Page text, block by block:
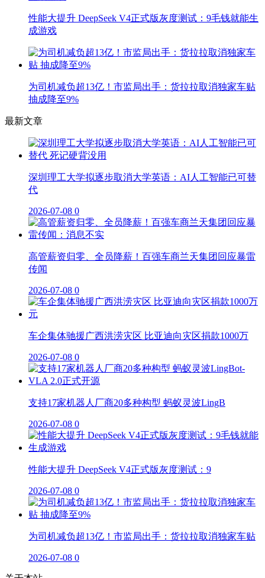
性能大提升 DeepSeek V4正式版灰度测试：9毛钱就能生
成游戏
为司机减负超13亿！市监局出手：货拉拉取消独家车贴
抽成降至9%
最新文章
深圳理工大学拟逐步取消大学英语：AI人工智能已可替
代
2026-07-08 0
高管薪资归零、全员降薪！百强车商兰天集团回应暴雷
传闻
2026-07-08 0
车企集体驰援广西洪涝灾区 比亚迪向灾区捐款1000万
2026-07-08 0
支持17家机器人厂商20多种构型 蚂蚁灵波LingB
2026-07-08 0
性能大提升 DeepSeek V4正式版灰度测试：9
2026-07-08 0
为司机减负超13亿！市监局出手：货拉拉取消独家车贴
2026-07-08 0